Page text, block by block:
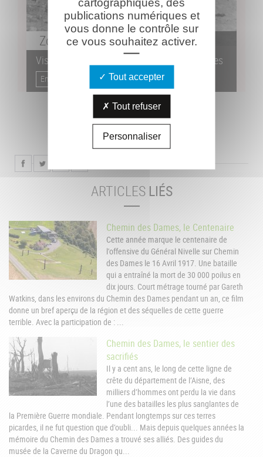
Zoomsur
Visites thématiques sur le Chemin des Dames
En savoir plus...
ARTICLES LIÉS
Chemin des Dames, le Centenaire
Cette année marque le centenaire de
l'offensive du Général Nivelle sur Chemin
des Dames le 16 Avril 1917. Une bataille
qui a entraîné la mort de 30 000 poilus en
dix jours. Court métrage tourné par Gareth
Watkins, dans les environs du Chemin des Dames pendant un an, ce film
donne un bref aperçu de la région et des séquelles de cette guerre
terrible. Avec la participation de : ...
Chemin des Dames, le sentier des
sacrifiés
Il y a cent ans, le long de cette ligne de
crête du département de l’Aisne, des
milliers d’hommes ont perdu la vie dans
l’une des batailles les plus sanglantes de
la Première Guerre mondiale. Pendant longtemps sur ces terres
picardes, il ne fut question que d’oubli... Mais depuis quelques années la
mémoire du Chemin des Dames a trouvé ses alliés. Des guides du
musée de la Caverne du Dragon qu...
publications numériques et
vous donne le contrôle sur
ce vous souhaitez activer.
Tout accepter
Tout refuser
Personnaliser